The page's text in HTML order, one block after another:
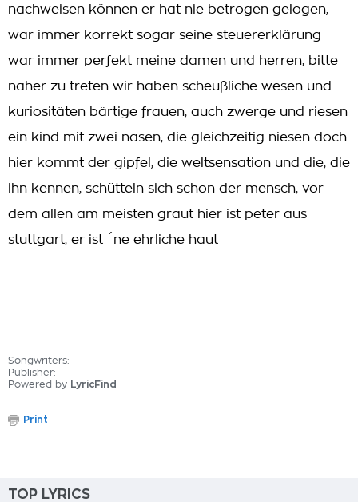
nachweisen können er hat nie betrogen gelogen,
war immer korrekt sogar seine steuererklärung
war immer perfekt meine damen und herren, bitte
näher zu treten wir haben scheußliche wesen und
kuriositäten bärtige frauen, auch zwerge und riesen
ein kind mit zwei nasen, die gleichzeitig niesen doch
hier kommt der gipfel, die weltsensation und die, die
ihn kennen, schütteln sich schon der mensch, vor
dem allen am meisten graut hier ist peter aus
stuttgart, er ist ´ne ehrliche haut
Songwriters:
Publisher:
Powered by LyricFind
Print
TOP LYRICS